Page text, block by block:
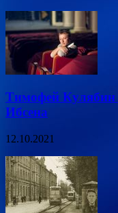
Тимофей Кулябин
Ибсена
12.10.2021